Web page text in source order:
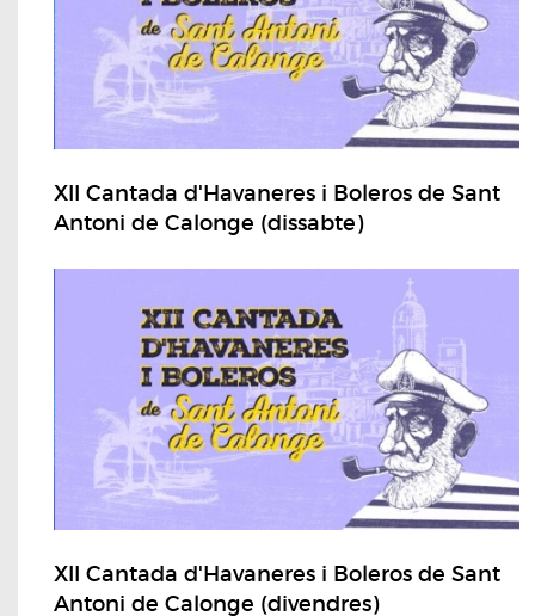
XII Cantada d'Havaneres i Boleros de Sant
Antoni de Calonge (dissabte)
XII Cantada d'Havaneres i Boleros de Sant
Antoni de Calonge (divendres)